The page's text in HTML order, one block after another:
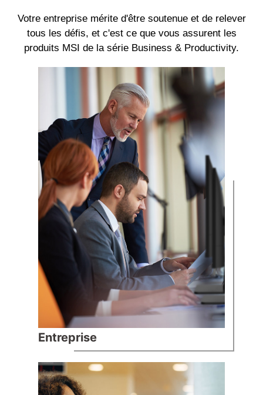
Votre entreprise mérite d'être soutenue et de relever
tous les défis, et c'est ce que vous assurent les
produits MSI de la série Business & Productivity.
Entreprise